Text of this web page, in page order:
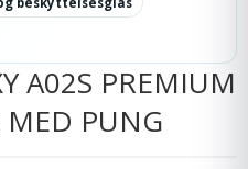
A02S PREMIUM
MED PUNG